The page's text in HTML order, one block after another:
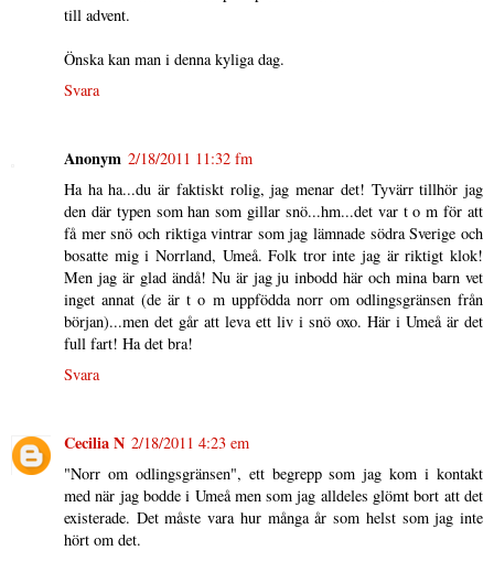
till advent.
Önska kan man i denna kyliga dag.
Svara
Anonym 2/18/2011 11:32 fm
Ha ha ha...du är faktiskt rolig, jag menar det! Tyvärr tillhör jag
den där typen som han som gillar snö...hm...det var t o m för att
få mer snö och riktiga vintrar som jag lämnade södra Sverige och
bosatte mig i Norrland, Umeå. Folk tror inte jag är riktigt klok!
Men jag är glad ändå! Nu är jag ju inbodd här och mina barn vet
inget annat (de är t o m uppfödda norr om odlingsgränsen från
början)...men det går att leva ett liv i snö oxo. Här i Umeå är det
full fart! Ha det bra!
Svara
Cecilia N 2/18/2011 4:23 em
"Norr om odlingsgränsen", ett begrepp som jag kom i kontakt
med när jag bodde i Umeå men som jag alldeles glömt bort att det
existerade. Det måste vara hur många år som helst som jag inte
hört om det.